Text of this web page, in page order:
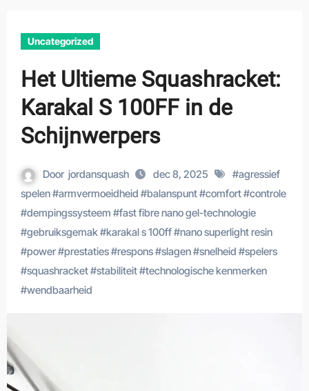
Uncategorized
Het Ultieme Squashracket:
Karakal S 100FF in de
Schijnwerpers
Door jordansquash dec 8, 2025 #agressief
spelen#armvermoeidheid #balanspunt#comfort#controle
#dempingssysteem #fast fibre nano gel-technologie
#gebruiksgemak#karakal s 100ff#nano superlight resin
#power#prestaties#respons#slagen#snelheid #spelers
#squashracket#stabiliteit#technologische kenmerken
#wendbaarheid